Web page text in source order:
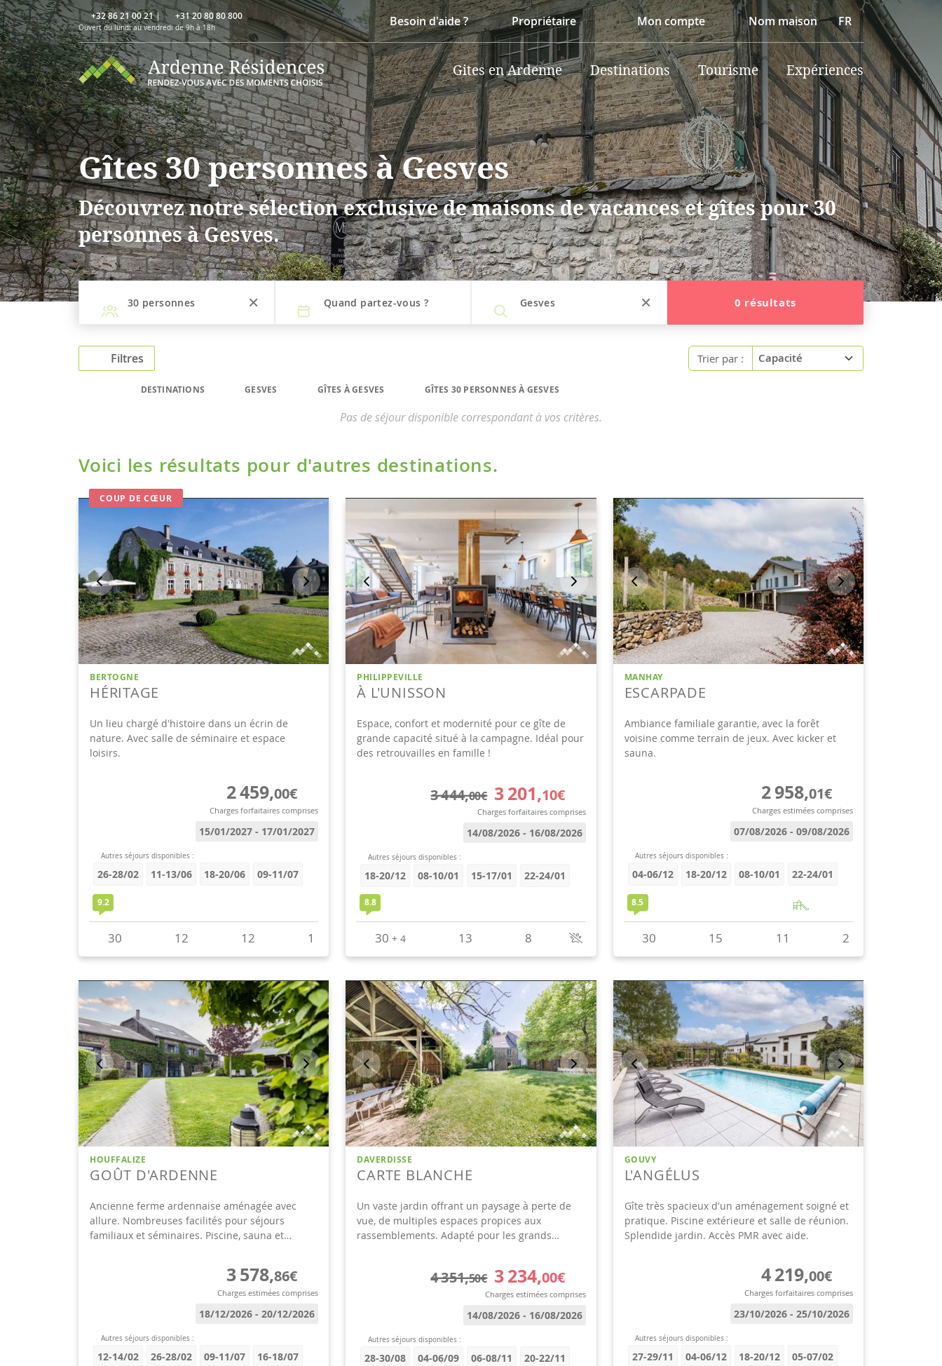
+32 86 21 00 21| +31 20 80 80 800
Ouvert du lundi au vendredi de 9h à 18h Besoin d'aide ? Propriétaire Mon compte Nom maison FR
Gites en Ardenne Destinations Tourisme Expériences
Gîtes 30 personnes à Gesves
Découvrez notre sélection exclusive de maisons de vacances et gîtes pour 30
personnes à Gesves.
30 personnes Quand partez-vous ? Gesves 0 résultats
Filtres Trier par :
DESTINATIONS GESVES GÎTES À GESVES GÎTES 30 PERSONNES À GESVES
Pas de séjour disponible correspondant à vos critères.
Voici les résultats pour d'autres destinations.